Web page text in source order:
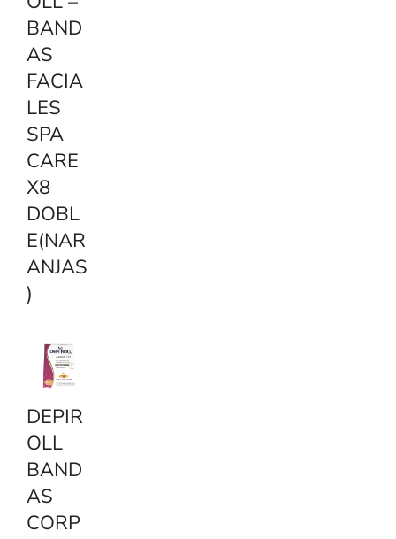
BAND
AS
FACIA
LES
SPA
CARE
X8
DOBL
E(NAR
ANJAS
)
DEPIR
OLL
BAND
AS
CORP